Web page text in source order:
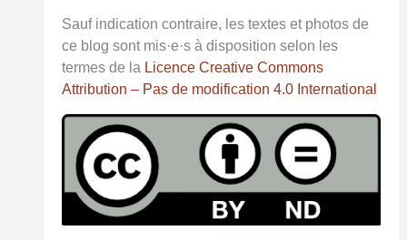
h
e
r
:
Sauf indication contraire, les textes et photos de
ce blog sont mis·e·s à disposition selon les
termes de la Licence Creative Commons
Attribution – Pas de modification 4.0 International